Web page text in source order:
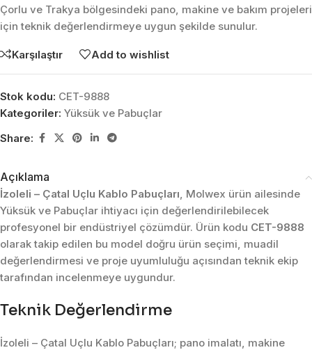
Çorlu ve Trakya bölgesindeki pano, makine ve bakım projeleri
için teknik değerlendirmeye uygun şekilde sunulur.
Karşılaştır Add to wishlist
Stok kodu: CET-9888
Kategoriler: Yüksük ve Pabuçlar
Share:
Açıklama
İzoleli – Çatal Uçlu Kablo Pabuçları, Molwex ürün ailesinde
Yüksük ve Pabuçlar ihtiyacı için değerlendirilebilecek
profesyonel bir endüstriyel çözümdür. Ürün kodu CET-9888
olarak takip edilen bu model doğru ürün seçimi, muadil
değerlendirmesi ve proje uyumluluğu açısından teknik ekip
tarafından incelenmeye uygundur.
Teknik Değerlendirme
İzoleli – Çatal Uçlu Kablo Pabuçları; pano imalatı, makine